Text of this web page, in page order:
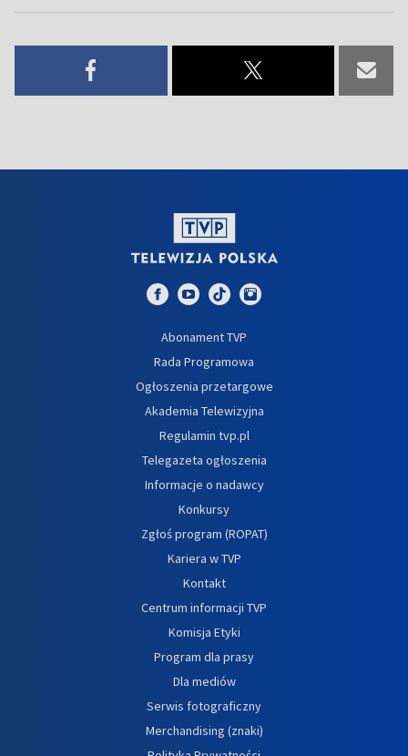
Abonament TVP
Rada Programowa
Ogłoszenia przetargowe
Akademia Telewizyjna
Regulamin tvp.pl
Telegazeta ogłoszenia
Informacje o nadawcy
Konkursy
Zgłoś program (ROPAT)
Kariera w TVP
Kontakt
Centrum informacji TVP
Komisja Etyki
Program dla prasy
Dla mediów
Serwis fotograficzny
Merchandising (znaki)